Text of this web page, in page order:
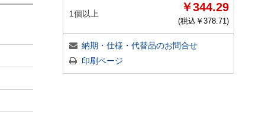
1個以上 ￥344.29
(税込￥ 378.71)
納期・仕様・代替品のお問合せ
印刷ページ